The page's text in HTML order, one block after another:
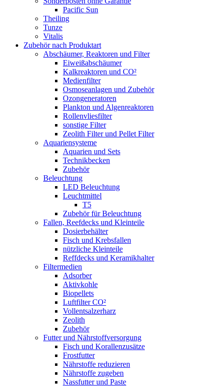
Pacific Sun
Theiling
Tunze
Vitalis
Zubehör nach Produktart
Abschäumer, Reaktoren und Filter
Eiweißabschäumer
Kalkreaktoren und CO²
Medienfilter
Osmoseanlagen und Zubehör
Ozongeneratoren
Plankton und Algenreaktoren
Rollenvliesfilter
sonstige Filter
Zeolith Filter und Pellet Filter
Aquariensysteme
Aquarien und Sets
Technikbecken
Zubehör
Beleuchtung
LED Beleuchtung
Leuchtmittel
T5
Zubehör für Beleuchtung
Fallen, Reefdecks und Kleinteile
Dosierbehälter
Fisch und Krebsfallen
nützliche Kleinteile
Reffdecks und Keramikhalter
Filtermedien
Adsorber
Aktivkohle
Biopellets
Luftfilter CO²
Vollentsalzerharz
Zeolith
Zubehör
Futter und Nährstoffversorgung
Fisch und Korallenzusätze
Frostfutter
Nährstoffe reduzieren
Nährstoffe zugeben
Nassfutter und Paste